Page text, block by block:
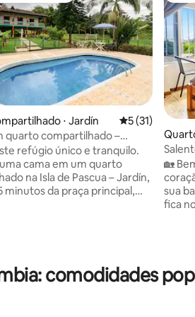
de 5, 132 avaliações
⋅ Jardín 5 de uma
5 (31)
quarto compartilhado –
Fi e natureza
refúgio único e tranquilo.
cama em um quarto
na Isla de Pascua – Jardín,
minutos da praça principal,
relaxar, trabalhar
e conhecer outros
Cama
🏡
coração
sua
fica no
e
equipada ✔ 🚀 Wi-Fi
comodidades